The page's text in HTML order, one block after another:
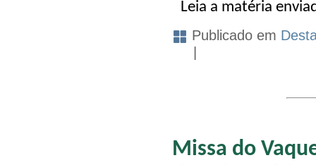
Leia a matéria
Publicado em
Missa do